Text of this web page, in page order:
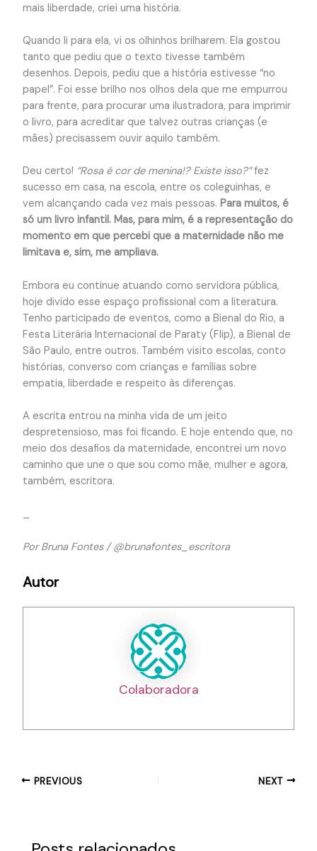
mais liberdade, criei uma história.
Quando li para ela, vi os olhinhos brilharem. Ela gostou
tanto que pediu que o texto tivesse também
desenhos. Depois, pediu que a história estivesse “no
papel”. Foi esse brilho nos olhos dela que me empurrou
para frente, para procurar uma ilustradora, para imprimir
o livro, para acreditar que talvez outras crianças (e
mães) precisassem ouvir aquilo também.
Deu certo! “Rosa é cor de menina!? Existe isso?”fez
sucesso em casa, na escola, entre os coleguinhas, e
vem alcançando cada vez mais pessoas. Para muitos, é
só um livro infantil. Mas, para mim, é a representação do
momento em que percebi que a maternidade não me
limitava e, sim, me ampliava.
Embora eu continue atuando como servidora pública,
hoje divido esse espaço profissional com a literatura.
Tenho participado de eventos, como a Bienal do Rio, a
Festa Literária Internacional de Paraty (Flip), a Bienal de
São Paulo, entre outros. Também visito escolas, conto
histórias, converso com crianças e famílias sobre
empatia, liberdade e respeito às diferenças.
A escrita entrou na minha vida de um jeito
despretensioso, mas foi ficando. E hoje entendo que, no
meio dos desafios da maternidade, encontrei um novo
caminho que une o que sou como mãe, mulher e agora,
também, escritora.
Por Bruna Fontes / @brunafontes_escritora
Autor
Colaboradora
PREVIOUS NEXT